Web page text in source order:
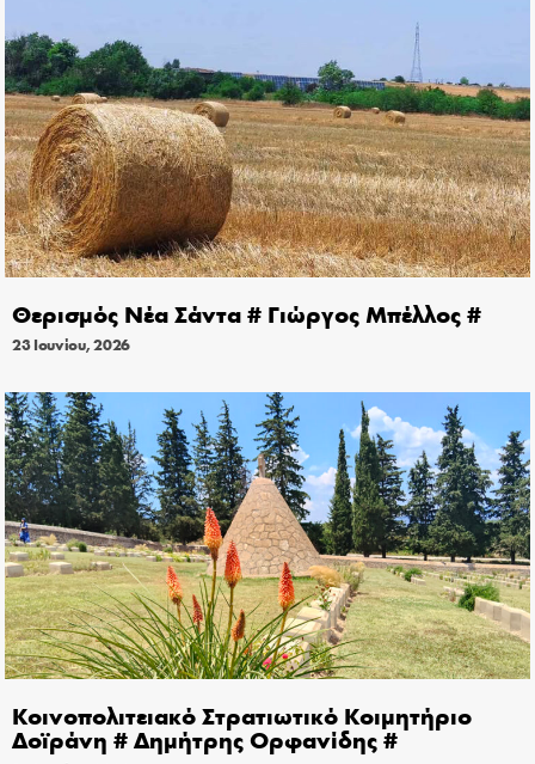
Θερισμός Νέα Σάντα # Γιώργος Μπέλλος #
23 Ιουνίου, 2026
Κοινοπολιτειακό Στρατιωτικό Κοιμητήριο
Δοϊράνη # Δημήτρης Ορφανίδης #